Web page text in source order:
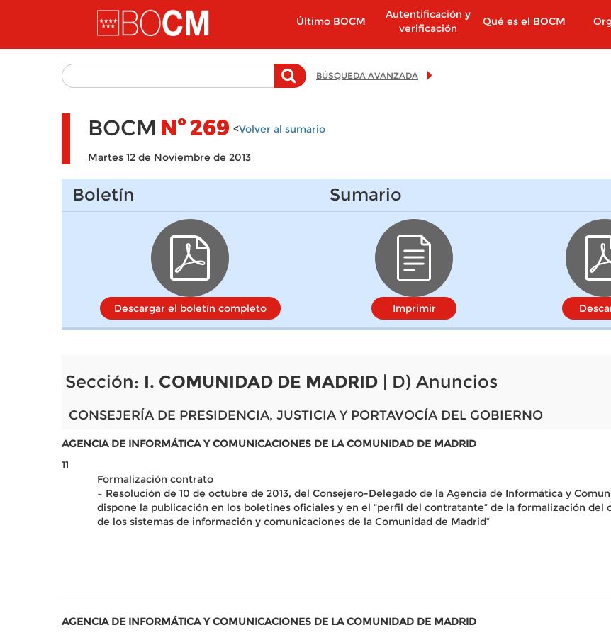
Pasar al contenido principal
Último BOCM
Autentificación y
verificación
Qué es el BOCM
BÚSQUEDA AVANZADA
BOCM Nº269 <Volver al sumario
Martes 12 de Noviembre de 2013
Boletín
Descargar el boletín completo
Sumario
Imprimir
Sección: I. COMUNIDAD DE MADRID | D) Anuncios
CONSEJERÍA DE PRESIDENCIA, JUSTICIA Y PORTAVOCÍA DEL GOBIERNO
AGENCIA DE INFORMÁTICA Y COMUNICACIONES DE LA COMUNIDAD DE MADRID
11
Formalización contrato
– Resolución de 10 de octubre de 2013, del Consejero-Delegado de la Agencia de Informática y
dispone la publicación en los boletines oficiales y en el “perfil del contratante” de la formalización
de los sistemas de información y comunicaciones de la Comunidad de Madrid”
AGENCIA DE INFORMÁTICA Y COMUNICACIONES DE LA COMUNIDAD DE MADRID